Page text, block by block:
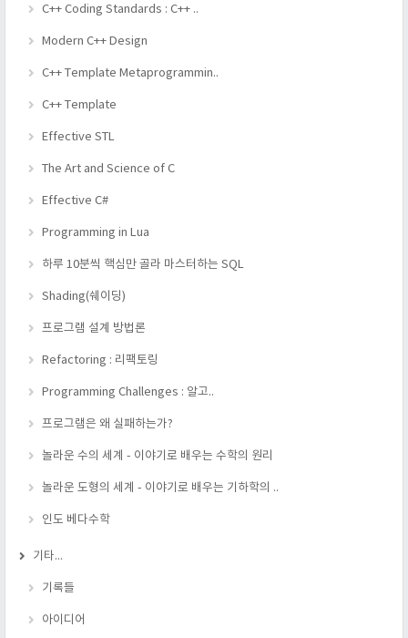
C++ Coding Standards : C++ ..
Modern C++ Design
C++ Template Metaprogrammin..
C++ Template
Effective STL
The Art and Science of C
Effective C#
Programming in Lua
하루 10분씩 핵심만 골라 마스터하는 SQL
Shading(쉐이딩)
프로그램 설계 방법론
Refactoring : 리팩토링
Programming Challenges : 알고..
프로그램은 왜 실패하는가?
놀라운 수의 세계 - 이야기로 배우는 수학의 원리
놀라운 도형의 세계 - 이야기로 배우는 기하학의 ..
인도 베다수학
기타...
기록들
아이디어